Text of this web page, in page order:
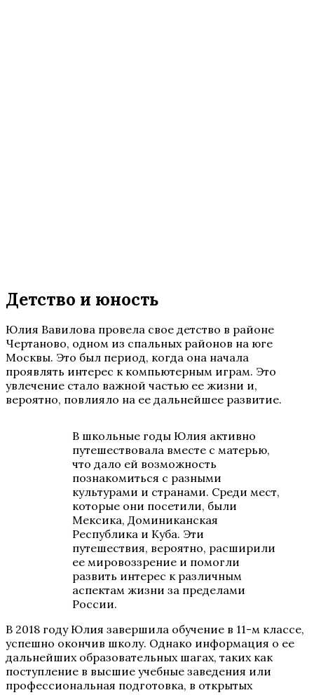
Детство и юность
Юлия Вавилова провела свое детство в районе
Чертаново, одном из спальных районов на юге
Москвы. Это был период, когда она начала
проявлять интерес к компьютерным играм. Это
увлечение стало важной частью ее жизни и,
вероятно, повлияло на ее дальнейшее развитие.
В школьные годы Юлия активно
путешествовала вместе с матерью,
что дало ей возможность
познакомиться с разными
культурами и странами. Среди мест,
которые они посетили, были
Мексика, Доминиканская
Республика и Куба. Эти
путешествия, вероятно, расширили
ее мировоззрение и помогли
развить интерес к различным
аспектам жизни за пределами
России.
В 2018 году Юлия завершила обучение в 11-м классе,
успешно окончив школу. Однако информация о ее
дальнейших образовательных шагах, таких как
поступление в высшие учебные заведения или
профессиональная подготовка, в открытых